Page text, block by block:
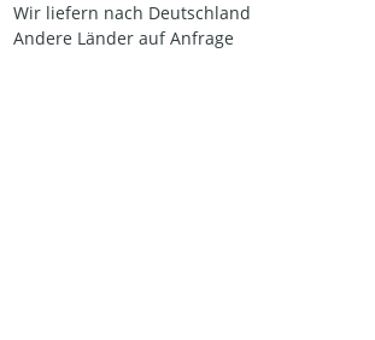
Wir liefern nach Deutschland
Andere Länder auf Anfrage